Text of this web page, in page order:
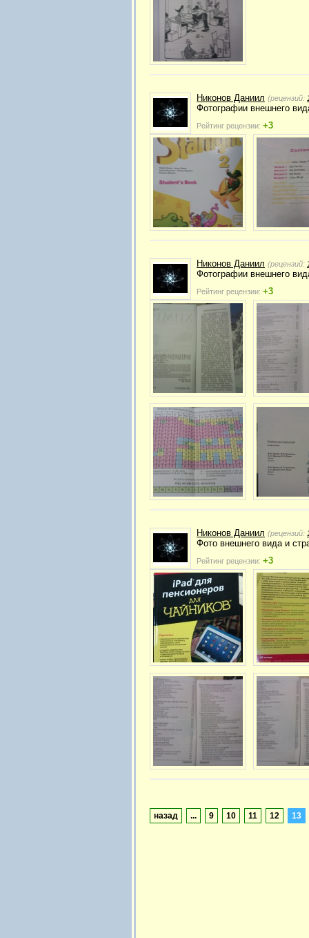
Никонов Даниил (рецензий:
Фотографии внешнего
Рейтинг рецензии: +3
Никонов Даниил (рецензий:
Фотографии внешнего
Рейтинг рецензии: +3
Никонов Даниил (рецензий:
Фото внешнего вида и
Рейтинг рецензии: +3
назад ... 9 10 11 12 13